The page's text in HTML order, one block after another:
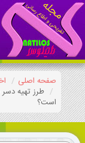
صفحه اصلی
طرز تهیه
است؟